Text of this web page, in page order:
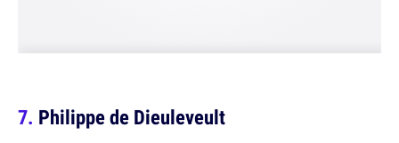
Philippe de Dieuleveult